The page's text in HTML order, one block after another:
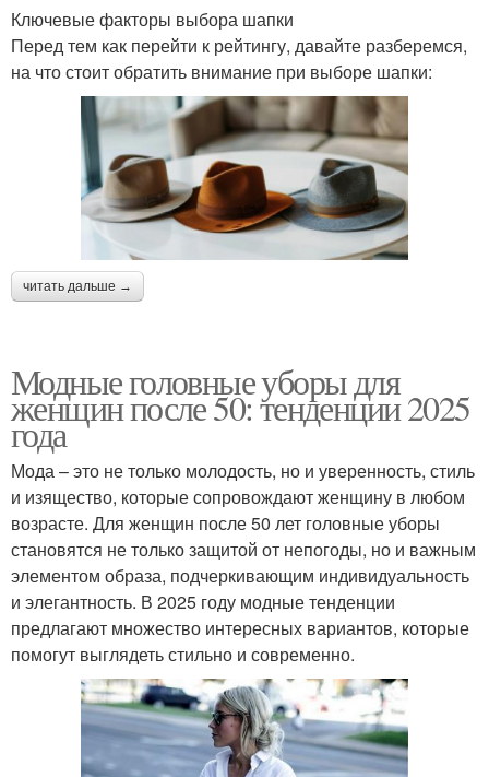
Ключевые факторы выбора шапки
Перед тем как перейти к рейтингу, давайте разберемся,
на что стоит обратить внимание при выборе шапки:
читать дальше →
Модные головные уборы для
женщин после 50: тенденции 2025
года
Мода – это не только молодость, но и уверенность, стиль
и изящество, которые сопровождают женщину в любом
возрасте. Для женщин после 50 лет головные уборы
становятся не только защитой от непогоды, но и важным
элементом образа, подчеркивающим индивидуальность
и элегантность. В 2025 году модные тенденции
предлагают множество интересных вариантов, которые
помогут выглядеть стильно и современно.